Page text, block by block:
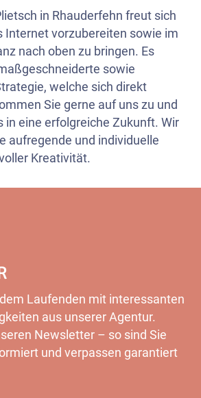
in Rhauderfehn freut sich
Internet vorzubereiten sowie im
nach oben zu bringen. Es
sowie
welche sich direkt
Sie gerne auf uns zu und
in eine erfolgreiche Zukunft. Wir
aufregende und individuelle
Kreativität.
Laufenden mit interessanten
aus unserer Agentur.
Newsletter – so sind Sie
und verpassen garantiert